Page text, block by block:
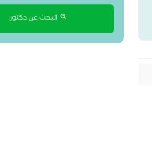
البحث عن دكتور